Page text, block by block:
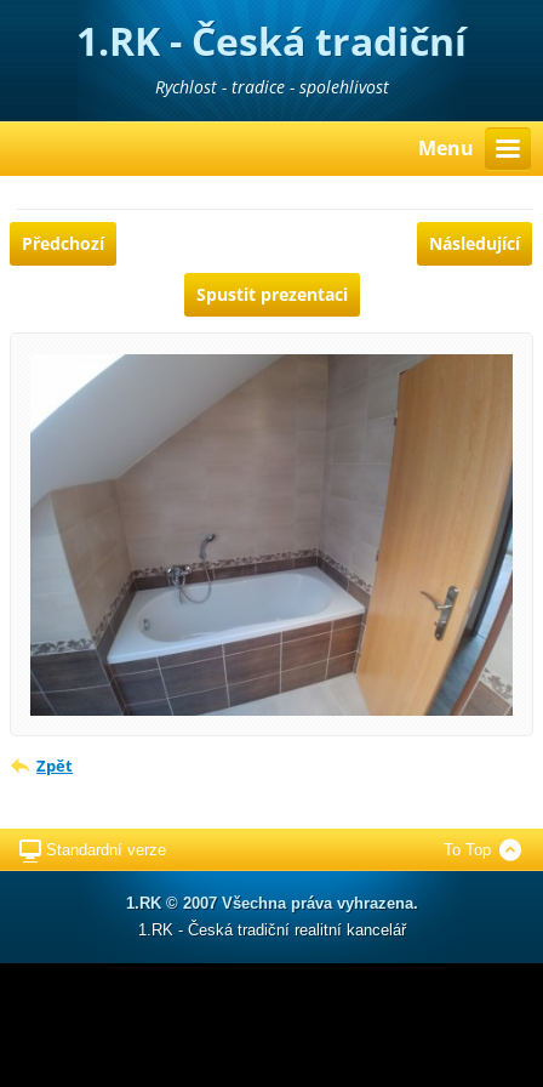
1.RK - Česká tradiční
realitní kancelář
Rychlost - tradice - spolehlivost
Menu
Předchozí Následující
Spustit prezentaci
Zpět
Standardní verze To Top
1.RK © 2007 Všechna práva vyhrazena.
1.RK - Česká tradiční realitní kancelář